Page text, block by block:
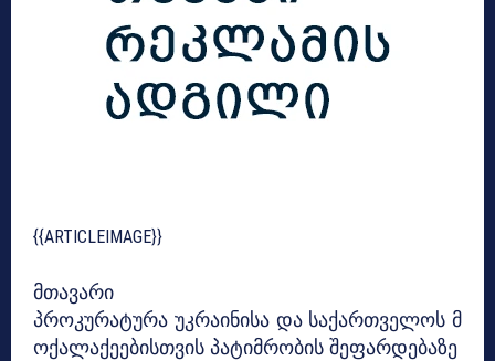
{{ARTICLEIMAGE}}
მთავარი
პროკურატურა უკრაინისა და საქართველოს მ
ოქალაქეებისთვის პატიმრობის შეფარდებაზე